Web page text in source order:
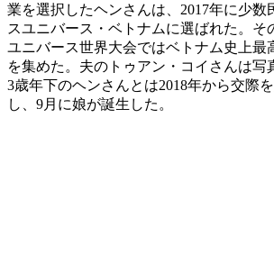
業を選択したヘンさんは、2017年に少数
スユニバース・ベトナムに選ばれた。そ
ユニバース世界大会ではベトナム史上最
を集めた。夫のトゥアン・コイさんは写
3歳年下のヘンさんとは2018年から交際
し、9月に娘が誕生した。